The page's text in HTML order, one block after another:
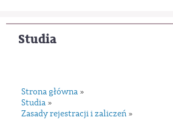
Studia
Strona główna »
Studia »
Zasady rejestracji i zaliczeń »